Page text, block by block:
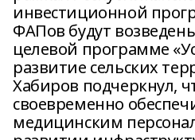
инвестиционной
ФАПов будут
целевой программе
развитие сельских
Хабиров подчеркнул,
своевременно
медицинским